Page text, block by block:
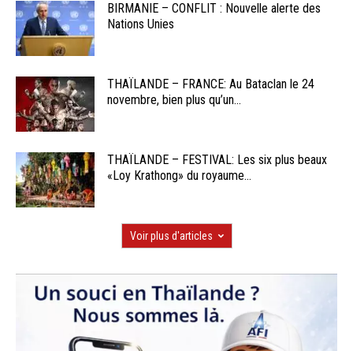
BIRMANIE – CONFLIT : Nouvelle alerte des
Nations Unies
THAÏLANDE – FRANCE: Au Bataclan le 24
novembre, bien plus qu’un...
THAÏLANDE – FESTIVAL: Les six plus beaux
«Loy Krathong» du royaume...
Voir plus d'articles